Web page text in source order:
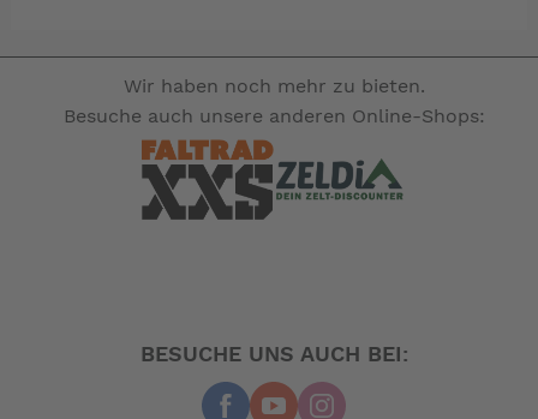
Wir haben noch mehr zu bieten.
Besuche auch unsere anderen Online-Shops:
BESUCHE UNS AUCH BEI: